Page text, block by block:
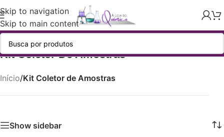
Skip to navigation
Skip to main content
Kit Coletor De Amostras
Início/Kit Coletor de Amostras
Show sidebar